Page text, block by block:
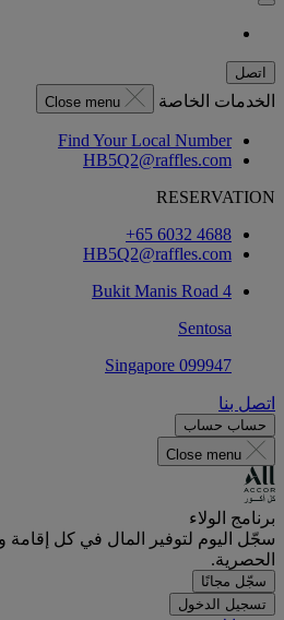
اتصل
الخدمات الخاصة Close menu
Find Your Local Number
HB5Q2@raffles.com
RESERVATION
‎+65 6032 4688‏
‎HB5Q2@raffles.com‏
4 Bukit Manis Road
Sentosa
Singapore 099947
اتصل بنا
حساب حساب
Close menu
برنامج الولاء
سجّل اليوم لتوفير المال في كل إقامة
الحصرية.
سجّل مجانًا
تسجيل الدخول